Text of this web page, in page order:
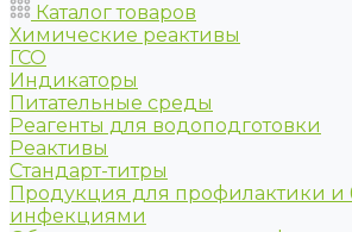
Каталог товаров
Химические реактивы
ГСО
Индикаторы
Питательные среды
Реагенты для водоподготовки
Реактивы
Стандарт-титры
Продукция для профилактики и
инфекциями